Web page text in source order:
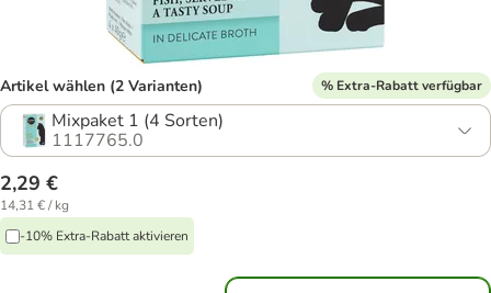
Artikel wählen (2 Varianten) % Extra-Rabatt verfügbar
Mixpaket 1 (4 Sorten)
1117765.0
2,29 €
14,31 € / kg
-10% Extra-Rabatt aktivieren